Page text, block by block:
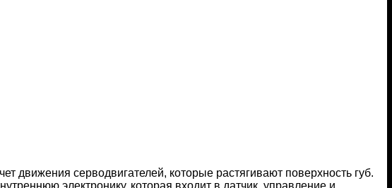
движения серводвигателей, которые растягивают поверхность губ.
электронику, которая входит в датчик, управление и